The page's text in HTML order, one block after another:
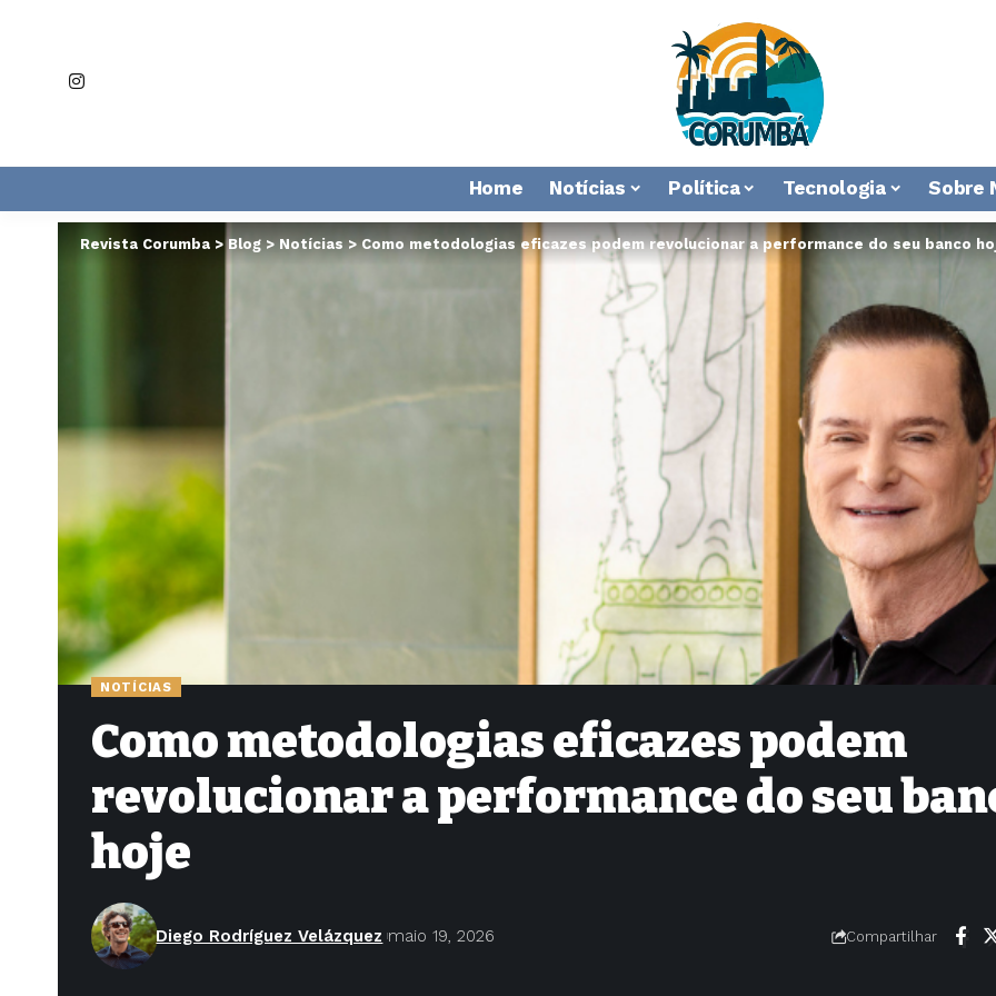
Home Notícias Política Tecnologia Sobre
Revista Corumba > Blog > Notícias > Como metodologias eficazes podem revolucionar a performance do seu banco
NOTÍCIAS
Como metodologias eficazes podem
revolucionar a performance do seu
hoje
Diego Rodríguez Velázquez maio 19, 2026 Compartilhar